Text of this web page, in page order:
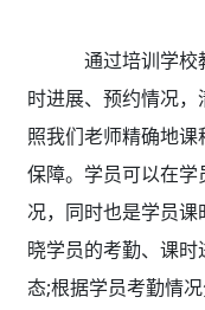
通过培训学校
时进展、预约情况
照我们老师精确地
保障。学员可以在
况，同时也是学员
晓学员的考勤、课
态;根据学员考勤情